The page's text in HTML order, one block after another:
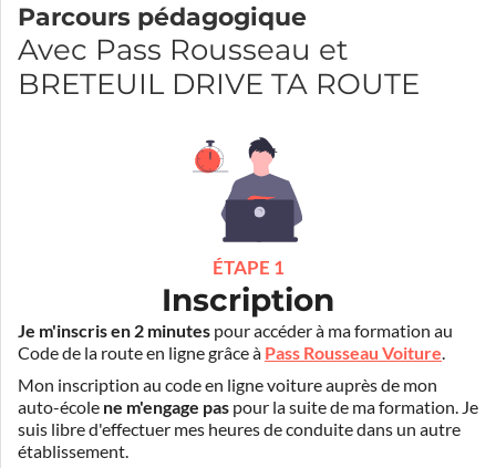
Parcours pédagogique
Avec Pass Rousseau et
BRETEUIL DRIVE TA ROUTE
ÉTAPE 1
Inscription
Je m'inscris en 2 minutes pour accéder à ma formation au
Code de la route en ligne grâce à Pass Rousseau Voiture.
Mon inscription au code en ligne voiture auprès de mon
auto-école ne m'engage pas pour la suite de ma formation. Je
suis libre d'effectuer mes heures de conduite dans un autre
établissement.